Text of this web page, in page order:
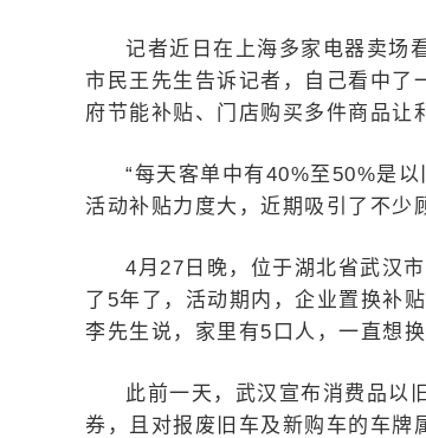
记者近日在上海多家电器卖场
市民王先生告诉记者，自己看中了
府节能补贴、门店购买多件商品让
“每天客单中有40%至50%是
活动补贴力度大，近期吸引了不少
4月27日晚，位于湖北省武汉
了5年了，活动期内，企业置换补
李先生说，家里有5口人，一直想
此前一天，武汉宣布消费品以
券，且对报废旧车及新购车的车牌